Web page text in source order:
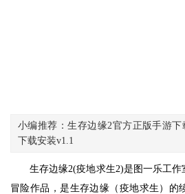
小编推荐：生存边缘2官方正版手游
下载安装v1.1
生存边缘2(疫地求生2)是图一乐工
冒险作品，是生存边缘（疫地求生）的